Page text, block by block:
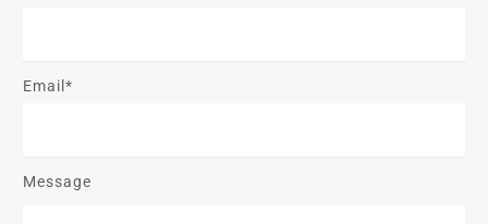
Email*
Message